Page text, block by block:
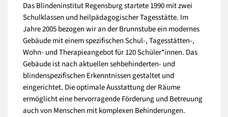
Das Blindeninstitut Regensburg startete 1990 mit zwei
Schulklassen und heilpädagogischer Tagesstätte. Im
Jahre 2005 bezogen wir an der Brunnstube ein modernes
Gebäude mit einem spezifischen Schul-, Tagesstätten-,
Wohn- und Therapieangebot für 120 Schüler*innen. Das
Gebäude ist nach aktuellen sehbehinderten- und
blindenspezifischen Erkenntnissen gestaltet und
eingerichtet. Die optimale Ausstattung der Räume
ermöglicht eine hervorragende Förderung und Betreuung
auch von Menschen mit komplexen Behinderungen.